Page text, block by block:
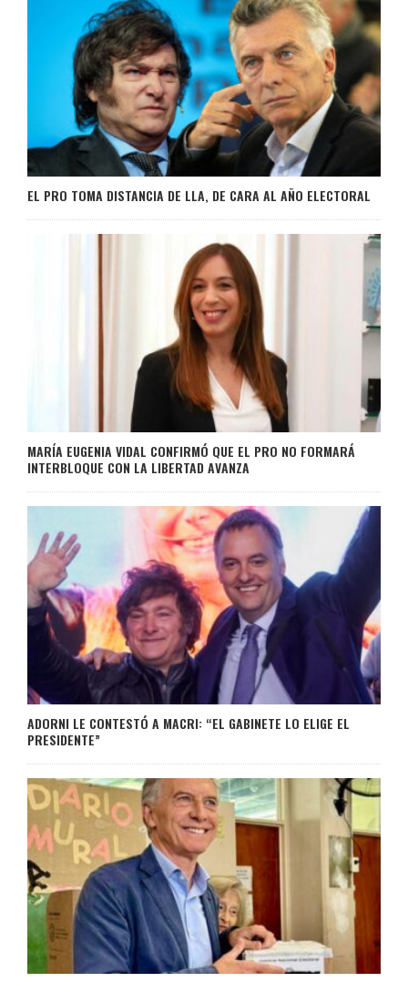
EL PRO TOMA DISTANCIA DE LLA, DE CARA AL AÑO ELECTORAL
MARÍA EUGENIA VIDAL CONFIRMÓ QUE EL PRO NO FORMARÁ
INTERBLOQUE CON LA LIBERTAD AVANZA
ADORNI LE CONTESTÓ A MACRI: “EL GABINETE LO ELIGE EL
PRESIDENTE”